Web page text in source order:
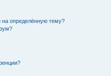
на определённую тему?